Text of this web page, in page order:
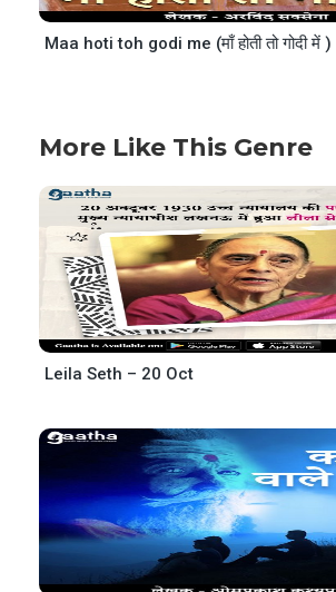
Maa hoti toh godi me (माँ होती तो गोदी में )
More Like This Genre
Leila Seth – 20 Oct